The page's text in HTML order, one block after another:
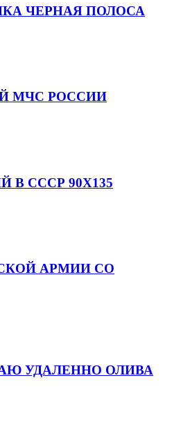
ЧЕРНАЯ ПОЛОСА
МЧС РОССИИ
СССР 90Х135
АРМИИ CО
УДАЛЕННО ОЛИВА